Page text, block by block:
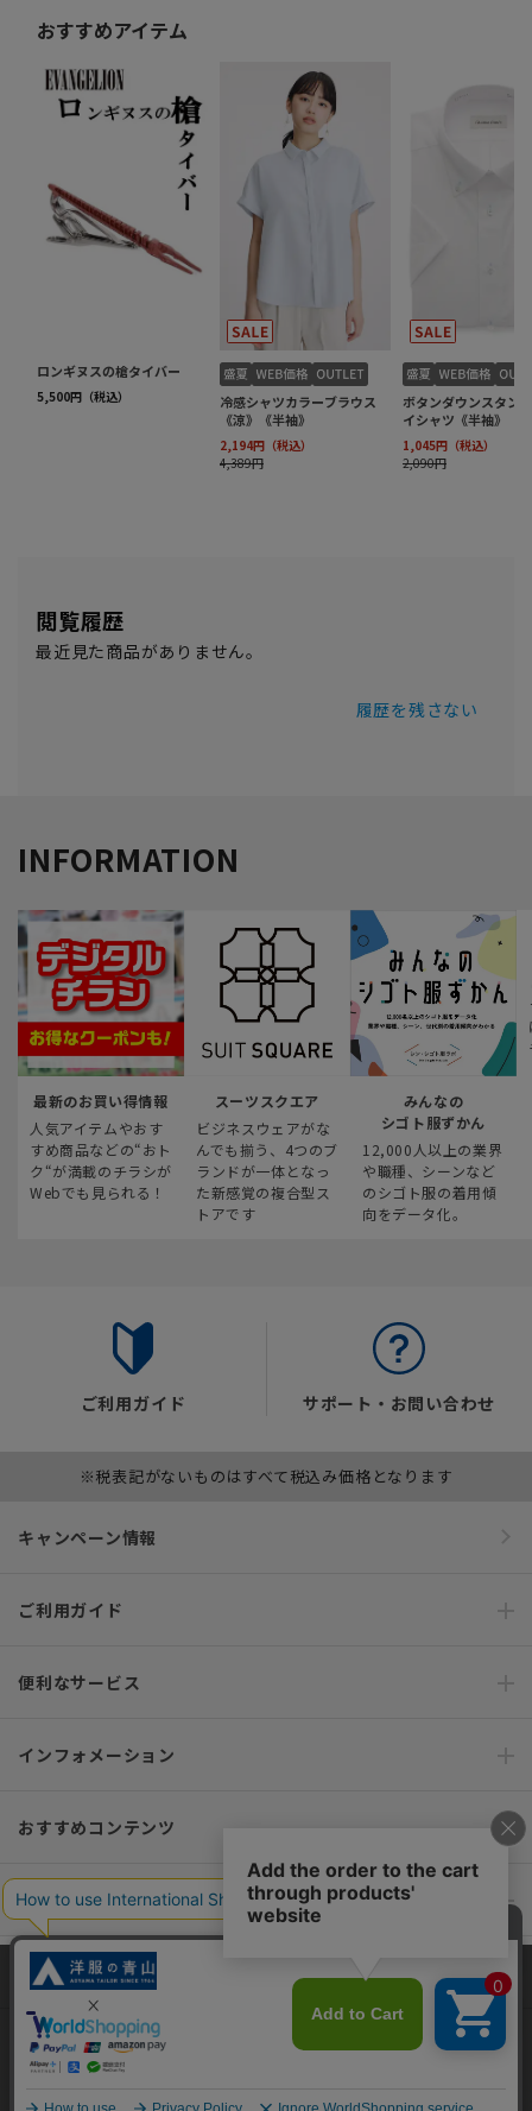
閲覧履歴
最近見た商品がありません。
履歴を残さない
INFORMATION
最新のお買い得情報
人気アイテムやおす
すめ商品などの“おト
ク“が満載のチラシが
Webでも見られる！
スーツスクエア
ビジネスウェアがな
んでも揃う、4つのブ
ランドが一体となっ
た新感覚の複合型ス
トアです
みんなの
シゴト服ずかん
12,000人以上の業界
や職種、シーンなど
のシゴト服の着用傾
向をデータ化。
ご利用ガイド サポート・お問い合わせ
※税表記がないものはすべて税込み価格となります
キャンペーン情報
ご利用ガイド
便利なサービス
インフォメーション
おすすめコンテンツ
ポリシー・企業情報
オーダースーツなら SHITATE
OFFICIAL SNS
当サイトでは、快適な閲覧体験とコンテンツ改善のためにCookieを使用
しています。閲覧を続けることで、Cookieの使用に同意したものとみな
します。詳細については